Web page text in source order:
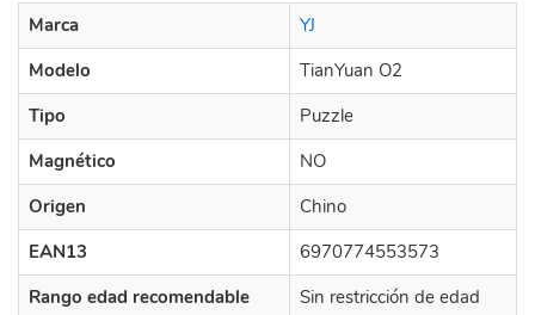
Marca
YJ
Modelo
TianYuan O2
Tipo
Puzzle
Magnético
NO
Origen
Chino
EAN13
6970774553573
Rango edad recomendable
Sin restricción de edad